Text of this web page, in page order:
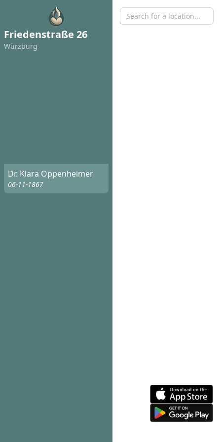
Friedenstraße 26
Würzburg
Dr. Klara Oppenheimer
06-11-1867